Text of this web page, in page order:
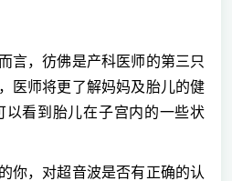
，彷佛是产科医师的第三只
医师将更了解妈妈及胎儿的健
以看到胎儿在子宫内的一些状
，对超音波是否有正确的认